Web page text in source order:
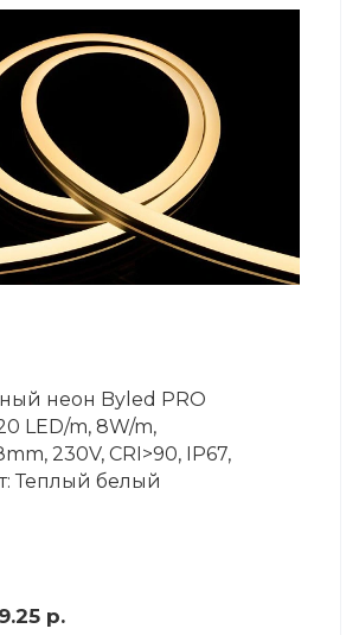
неон Byled PRO
LED/m, 8W/m,
230V, СRI>90, IP67,
Теплый белый
р.